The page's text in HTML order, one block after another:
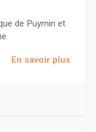
de Puymin et
En savoir plus